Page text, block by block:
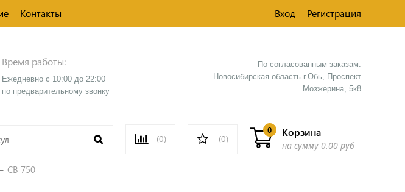
Контакты Вход Регистрация
Время работы:
Ежедневно с 10:00 до 22:00
​по предварительному звонку
По согласованным заказам:
Новосибирская область г.Обь, Проспект
Мозжерина, 5к8​
(0) (0)
Корзина
0
на сумму 0.00 руб
CB 750